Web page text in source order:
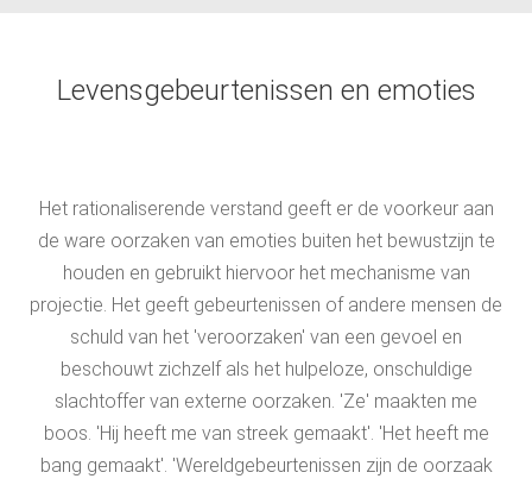
Levensgebeurtenissen en emoties
Het rationaliserende verstand geeft er de voorkeur aan
de ware oorzaken van emoties buiten het bewustzijn te
houden en gebruikt hiervoor het mechanisme van
projectie. Het geeft gebeurtenissen of andere mensen de
schuld van het 'veroorzaken' van een gevoel en
beschouwt zichzelf als het hulpeloze, onschuldige
slachtoffer van externe oorzaken. 'Ze' maakten me
boos. 'Hij heeft me van streek gemaakt'. 'Het heeft me
bang gemaakt'. 'Wereldgebeurtenissen zijn de oorzaak